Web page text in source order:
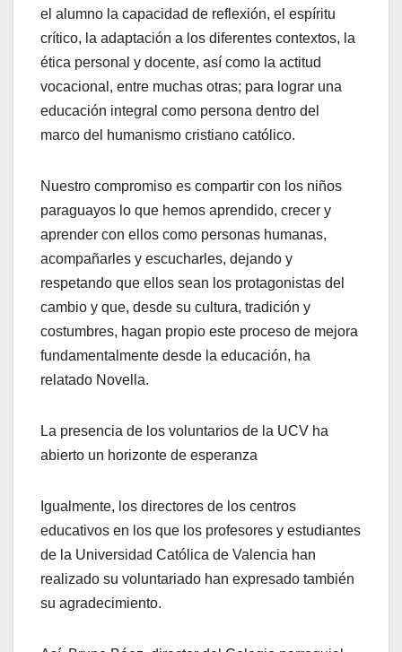
el alumno la capacidad de reflexión, el espíritu
crítico, la adaptación a los diferentes contextos, la
ética personal y docente, así como la actitud
vocacional, entre muchas otras; para lograr una
educación integral como persona dentro del
marco del humanismo cristiano católico.
Nuestro compromiso es compartir con los niños
paraguayos lo que hemos aprendido, crecer y
aprender con ellos como personas humanas,
acompañarles y escucharles, dejando y
respetando que ellos sean los protagonistas del
cambio y que, desde su cultura, tradición y
costumbres, hagan propio este proceso de mejora
fundamentalmente desde la educación, ha
relatado Novella.
La presencia de los voluntarios de la UCV ha
abierto un horizonte de esperanza
Igualmente, los directores de los centros
educativos en los que los profesores y estudiantes
de la Universidad Católica de Valencia han
realizado su voluntariado han expresado también
su agradecimiento.